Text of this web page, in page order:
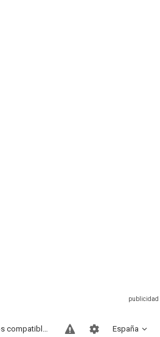
España
Sitios compatibles